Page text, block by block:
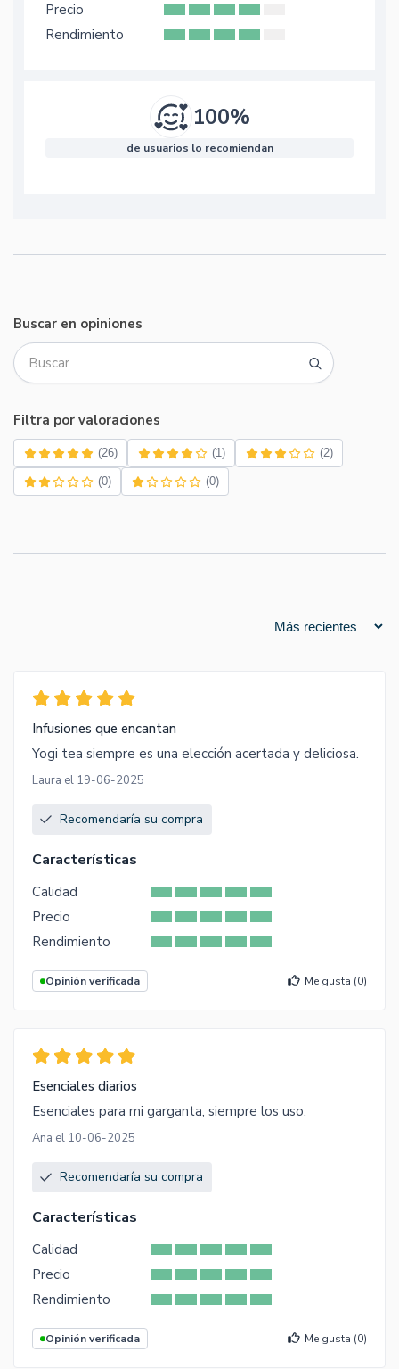
Precio
Rendimiento
100%
de usuarios lo recomiendan
Buscar en opiniones
Filtra por valoraciones
(26) (1) (2)
(0) (0)
Infusiones que encantan
Yogi tea siempre es una elección acertada y deliciosa.
Laura el 19-06-2025
Recomendaría su compra
Características
Calidad
Precio
Rendimiento
Opinión verificada Me gusta (0)
Esenciales diarios
Esenciales para mi garganta, siempre los uso.
Ana el 10-06-2025
Recomendaría su compra
Características
Calidad
Precio
Rendimiento
Opinión verificada Me gusta (0)